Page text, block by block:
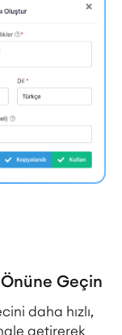
Geçin
daha hızlı,
getirerek